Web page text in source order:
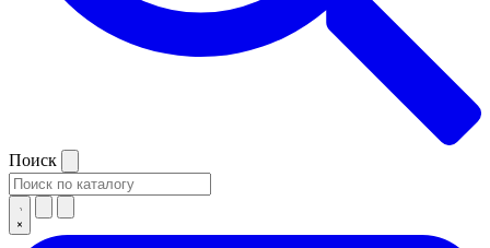
Поиск